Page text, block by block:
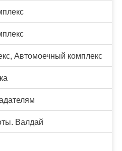
Автомоечный комплекс
Валдай